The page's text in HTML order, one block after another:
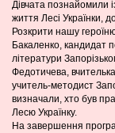
Дівчата познайомили
життя Лесі Українки,
Розкрити нашу
Бакаленко, кандидат
літератури
Федотичева, вчителька
учитель-методист
визначали, хто був
Лесю Українку.
На завершення